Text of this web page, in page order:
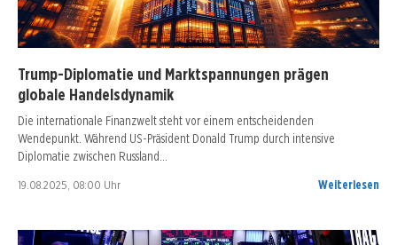
Trump-Diplomatie und Marktspannungen prägen
globale Handelsdynamik
Die internationale Finanzwelt steht vor einem entscheidenden
Wendepunkt. Während US-Präsident Donald Trump durch intensive
Diplomatie zwischen Russland…
19.08.2025, 08:00 Uhr Weiterlesen